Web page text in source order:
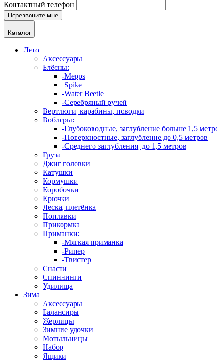
Контактный телефон
Каталог
Лето
Аксессуары
Блёсны:
-Mepps
-Spike
-Water Beetle
-Серебряный ручей
Вертлюги, карабины, поводки
Воблеры:
-Глубоководные, заглубление больше 1,5
-Поверхностные, заглубление до 0,5 метров
-Среднего заглубления, до 1,5 метров
Груза
Джиг головки
Катушки
Кормушки
Коробочки
Крючки
Леска, плетёнка
Поплавки
Прикормка
Приманки:
-Мягкая приманка
-Рипер
-Твистер
Снасти
Спиннинги
Удилища
Зима
Аксессуары
Балансиры
Жерлицы
Зимние удочки
Мотыльницы
Набор
Ящики